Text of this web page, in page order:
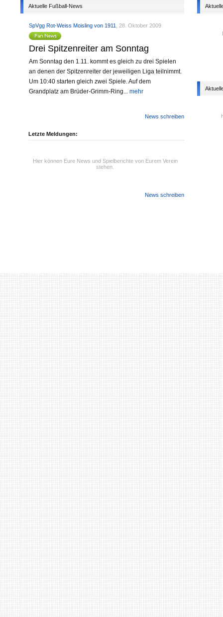
Aktuelle Fußball-News
SpVgg Rot-Weiss Moisling von 1911 , 28. Oktober 2009
Drei Spitzenreiter am Sonntag
Am Sonntag den 1.11. kommt es gleich zu drei Spielen
an denen der Spitzenreiter der jeweiligen Liga teilnimmt.
Um 10:40 starten gleich zwei Spiele. Auf dem
Grandplatz am Brüder-Grimm-Ring... mehr
News schreiben
Letzte Meldungen:
Hier können Eure News und Spielberichte von Eurem Verein
stehen.
News schreiben